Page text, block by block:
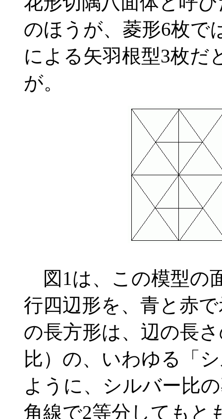
のほうが、菱形6枚で
による矢羽根型3枚だ
が。
図1は、この模型の
行四辺形を、青と赤
の長方形は、辺の長
比）の、いわゆる「
ように、シルバー比
角線で2等分してもと